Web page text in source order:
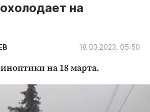
на
18.03.2023, 05:50
на 18 марта.